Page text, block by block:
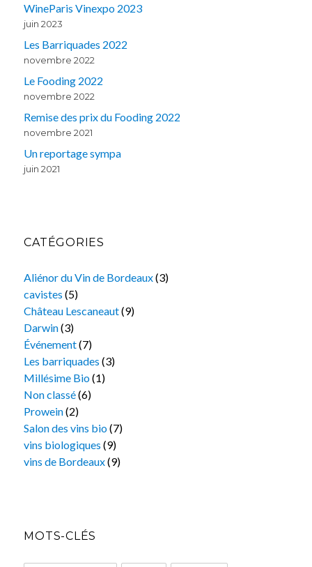
WineParis Vinexpo 2023
juin 2023
Les Barriquades 2022
novembre 2022
Le Fooding 2022
novembre 2022
Remise des prix du Fooding 2022
novembre 2021
Un reportage sympa
juin 2021
CATÉGORIES
Aliénor du Vin de Bordeaux(3)
cavistes (5)
Château Lescaneaut(9)
Darwin(3)
Événement(7)
Les barriquades (3)
Millésime Bio(1)
Non classé(6)
Prowein(2)
Salon des vins bio(7)
vins biologiques (9)
vins de Bordeaux(9)
MOTS-CLÉS